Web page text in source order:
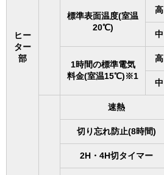
ヒー
ター
部
標準表面温度(室温
20℃)
高
中
1時間の標準電気
料金(室温15℃)※1
高
中
速熱
切り忘れ防止(8時間)
2H・4H切タイマー